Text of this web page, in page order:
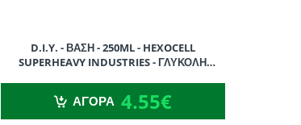
D.I.Y. - ΒΑΣΗ - 250ML - HEXOCELL
SUPERHEAVY INDUSTRIES - ΓΛΥΚΟΛΗ
4.55€
ΑΓΟΡΑ 4.55€